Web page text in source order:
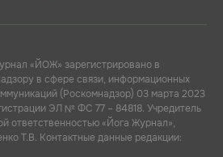
«ЙОЖ» зарегистрировано в
в сфере связи, информационных
(Роскомнадзор) 03 марта 2023
ЭЛ № ФС 77 – 84818. Учредитель
ответственностью «Йога Журнал»,
Т.В. Контактные данные редакции: